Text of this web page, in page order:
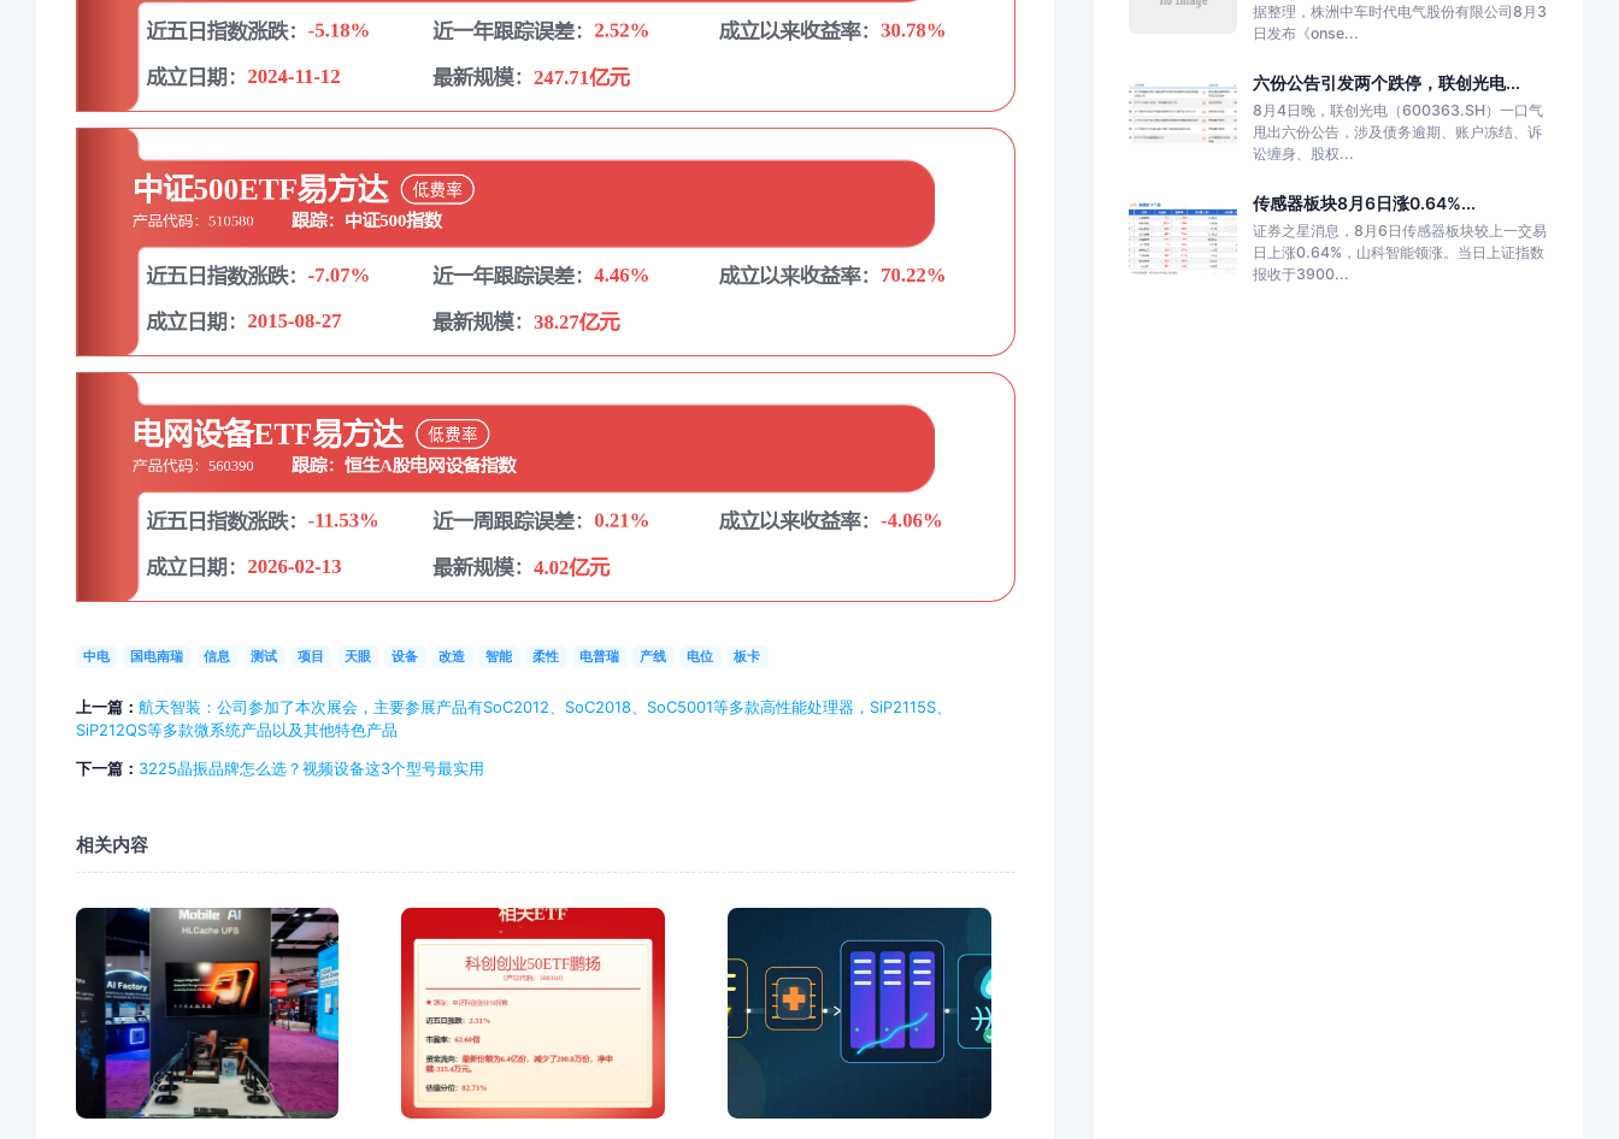
中电 国电南瑞 信息 测试 项目 天眼 设备 改造 智能 柔性 电普瑞 产线 电位 板卡
上一篇： 航天智装：公司参加了本次展会，主要参展产品有SoC2012、SoC2018、SoC5001等多款高性能处理器，SiP2115S、
SiP212QS等多款微系统产品以及其他特色产品
下一篇： 3225晶振品牌怎么选？视频设备这3个型号最实用
相关内容
据整理，株洲中车时代电气股份有限公司8月3
日发布《onse...
六份公告引发两个跌停，联创光电...
8月4日晚，联创光电（600363.SH）一口气
甩出六份公告，涉及债务逾期、账户冻结、诉
讼缠身、股权...
传感器板块8月6日涨0.64%...
证券之星消息，8月6日传感器板块较上一交易
日上涨0.64%，山科智能领涨。当日上证指数
报收于3900...